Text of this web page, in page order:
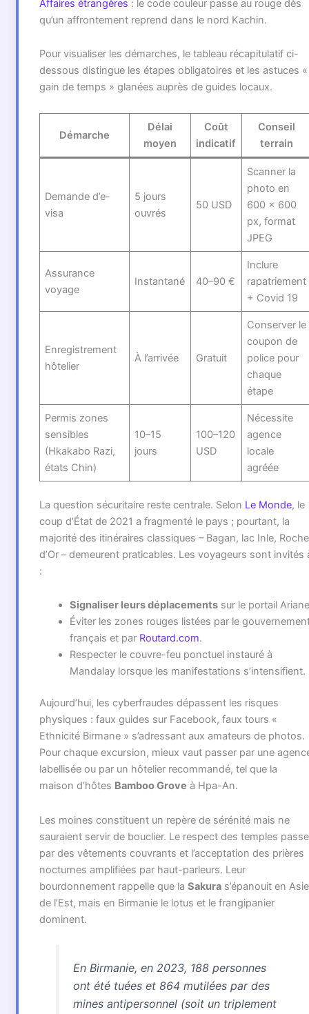
Affaires étrangères : le code couleur passe au rouge dès
qu’un affrontement reprend dans le nord Kachin.
Pour visualiser les démarches, le tableau récapitulatif ci-
dessous distingue les étapes obligatoires et les astuces «
gain de temps » glanées auprès de guides locaux.
Démarche
Délai
moyen
Coût
indicatif
Conseil
terrain
Demande d’e-
visa
5 jours
ouvrés
50 USD
Scanner la
photo en
600 × 600
px, format
JPEG
Assurance
voyage
Instantané 40–90 €
Inclure
rapatriement
+ Covid 19
Enregistrement
hôtelier
À l’arrivée Gratuit
Conserver le
coupon de
police pour
chaque
étape
Permis zones
sensibles
(Hkakabo Razi,
états Chin)
10–15
jours
100–120
USD
Nécessite
agence
locale
agréée
La question sécuritaire reste centrale. Selon Le Monde, le
coup d’État de 2021 a fragmenté le pays ; pourtant, la
majorité des itinéraires classiques – Bagan, lac Inle,
d’Or – demeurent praticables. Les voyageurs sont invités
:
Signaliser leurs déplacementssur le portail
Éviter les zones rouges listées par le
français et par Routard.com.
Respecter le couvre-feu ponctuel instauré à
Mandalay lorsque les manifestations s’intensifient.
Aujourd’hui, les cyberfraudes dépassent les risques
physiques : faux guides sur Facebook, faux tours «
Ethnicité Birmane » s’adressant aux amateurs de photos.
Pour chaque excursion, mieux vaut passer par une
labellisée ou par un hôtelier recommandé, tel que la
maison d’hôtes Bamboo Grove à Hpa-An.
Les moines constituent un repère de sérénité mais ne
sauraient servir de bouclier. Le respect des temples passe
par des vêtements couvrants et l’acceptation des prières
nocturnes amplifiées par haut-parleurs. Leur
bourdonnement rappelle que la Sakuras’épanouit en Asie
de l’Est, mais en Birmanie le lotus et le frangipanier
dominent.
En Birmanie, en 2023, 188 personnes
ont été tuées et 864 mutilées par des
mines antipersonnel (soit un triplement